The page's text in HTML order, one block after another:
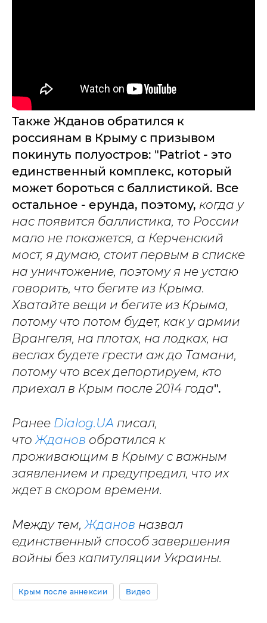
Также Жданов обратился к
россиянам в Крыму с призывом
покинуть полуостров: "Patriot - это
единственный комплекс, который
может бороться с баллистикой. Все
остальное - ерунда, поэтому, когда у
нас появится баллистика, то России
мало не покажется, а Керченский
мост, я думаю, стоит первым в списке
на уничтожение, поэтому я не устаю
говорить, что бегите из Крыма.
Хватайте вещи и бегите из Крыма,
потому что потом будет, как у армии
Врангеля, на плотах, на лодках, на
веслах будете грести аж до Тамани,
потому что всех депортируем, кто
приехал в Крым после 2014 года".
Ранее Dialog.UA писал,
чтоЖданов обратился к
проживающим в Крыму с важным
заявлением и предупредил, что их
ждет в скором времени.
Между тем,Жданов назвал
единственный способ завершения
войны без капитуляции Украины.
Крым после аннексии Видео